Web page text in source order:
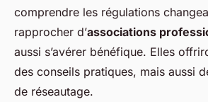
comprendre les régulations
rapprocher d’associations
aussi s’avérer bénéfique. Elles
des conseils pratiques, mais aussi
de réseautage.